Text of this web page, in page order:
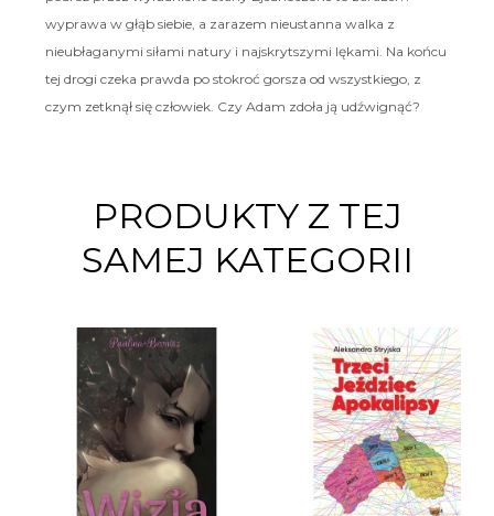
wyprawa w głąb siebie, a zarazem nieustanna walka z
nieubłaganymi siłami natury i najskrytszymi lękami. Na końcu
tej drogi czeka prawda po stokroć gorsza od wszystkiego, z
czym zetknął się człowiek. Czy Adam zdoła ją udźwignąć?
PRODUKTY Z TEJ
SAMEJ KATEGORII